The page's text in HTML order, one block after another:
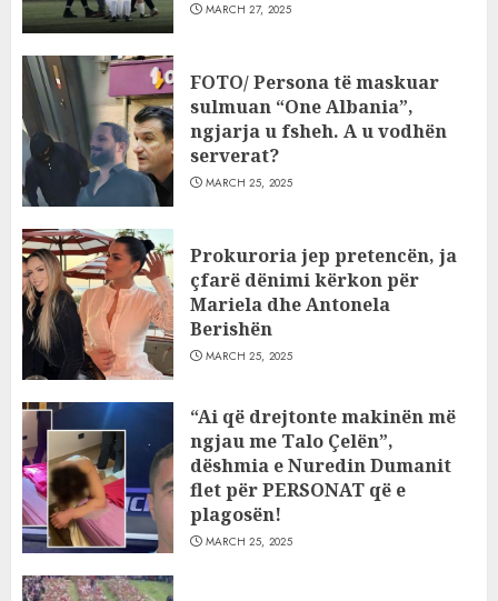
MARCH 27, 2025
FOTO/ Persona të maskuar
sulmuan “One Albania”,
ngjarja u fsheh. A u vodhën
serverat?
MARCH 25, 2025
Prokuroria jep pretencën, ja
çfarë dënimi kërkon për
Mariela dhe Antonela
Berishën
MARCH 25, 2025
“Ai që drejtonte makinën më
ngjau me Talo Çelën”,
dëshmia e Nuredin Dumanit
flet për PERSONAT që e
plagosën!
MARCH 25, 2025